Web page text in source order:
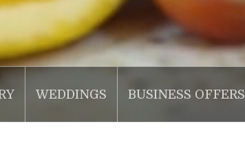
WEDDINGS BUSINESS OFFERS